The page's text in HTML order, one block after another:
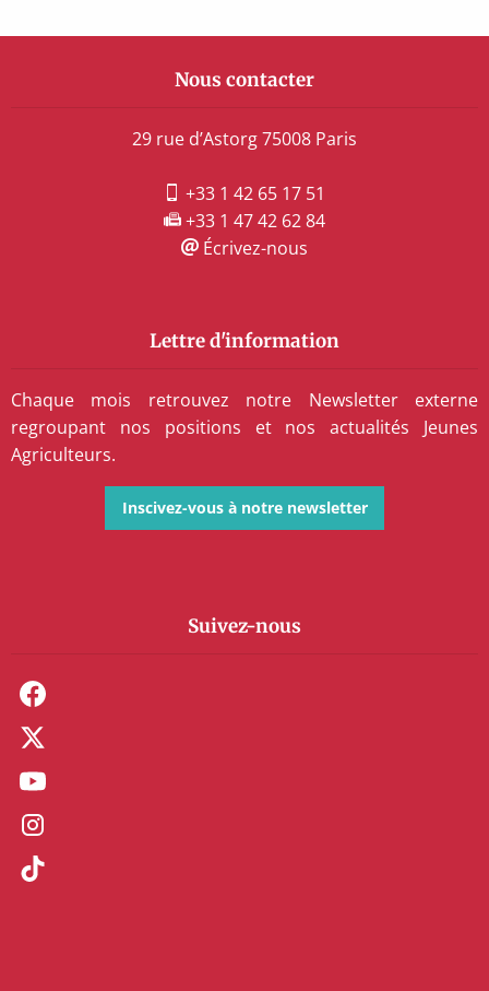
Nous contacter
29 rue d’Astorg 75008 Paris
+33 1 42 65 17 51
+33 1 47 42 62 84
Écrivez-nous
Lettre d'information
Chaque mois retrouvez notre Newsletter externe
regroupant nos positions et nos actualités Jeunes
Agriculteurs.
Inscivez-vous à notre newsletter
Suivez-nous